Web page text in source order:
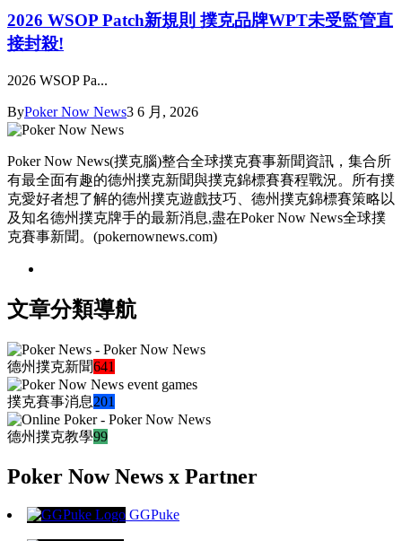
2026 WSOP Patch新規則 撲克品牌WPT未受監管直
接封殺!
2026 WSOP Pa...
ByPoker Now News3 6 月, 2026
Poker Now News(撲克腦)整合全球撲克賽事新聞資訊，集合所
有最全面有趣的德州撲克新聞與撲克錦標賽賽程戰況。所有撲
克愛好者想了解的德州撲克遊戲技巧、德州撲克錦標賽策略以
及知名德州撲克牌手的最新消息,盡在Poker Now News全球撲
克賽事新聞。(pokernownews.com)
文章分類導航
德州撲克新聞641
撲克賽事消息201
德州撲克教學99
Poker Now News x Partner
GGPuke